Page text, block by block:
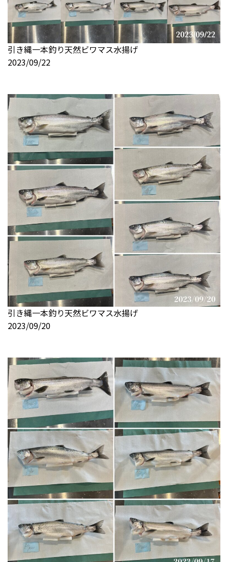
引き縄一本釣り天然ビワマス水揚げ
2023/09/22
引き縄一本釣り天然ビワマス水揚げ
2023/09/20